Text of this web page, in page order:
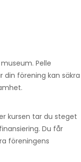
Pelle
förening kan säkra
kursen tar du steget
Du får
föreningens